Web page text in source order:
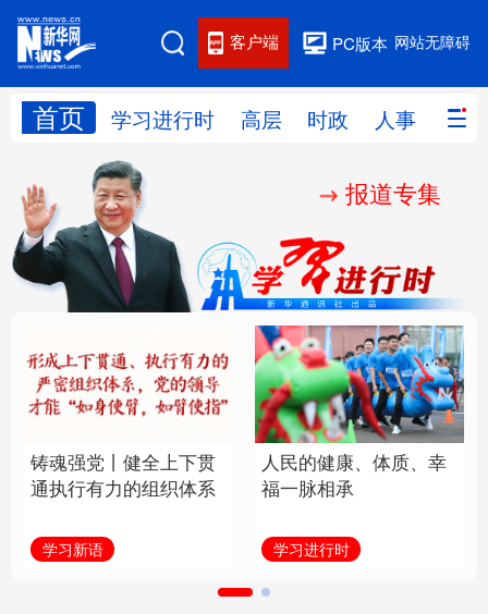
网站无障碍
PC版本
客户端
首页 学习进行时 高层 时政 人事 国际
网站地图
学习进行时 人事
国际 财经 网评
思客智库 全球连线 教育
科技 科创 量子 体育
文化 书画 健康 军事
访谈 视频 图片 政务
报道专集
铸魂强党丨健全上下贯
通执行有力的组织体系
学习新语
人民的健康、体质、幸
福一脉相承
学习进行时